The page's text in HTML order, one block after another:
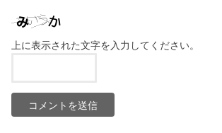
上に表示された文字を入力してください。